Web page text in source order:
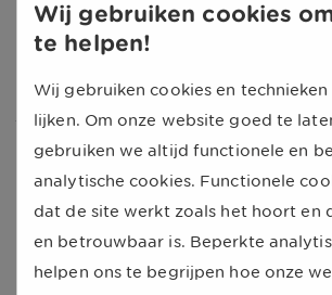
staat op naam van een persoon uit
Ook als je een blokaansluiting hebt,
aanvraag doen.
Goed om te weten
Als de aanvraag wordt goedgekeurd,
energieleverancier een bedrag van het
energieleverancier verrekent daarna
Wij gebruiken cookies
te helpen!
Wij gebruiken cookies en
lijken. Om onze website goed te
gebruiken we altijd functionele en
analytische cookies. Functionele
dat de site werkt zoals het hoort en
en betrouwbaar is. Beperkte
helpen ons te begrijpen hoe onze